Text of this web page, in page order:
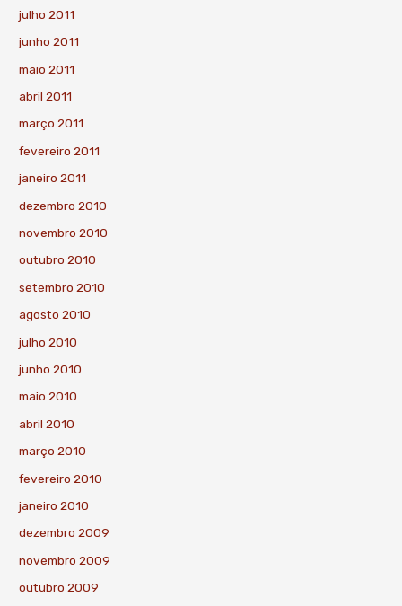
julho 2011
junho 2011
maio 2011
abril 2011
março 2011
fevereiro 2011
janeiro 2011
dezembro 2010
novembro 2010
outubro 2010
setembro 2010
agosto 2010
julho 2010
junho 2010
maio 2010
abril 2010
março 2010
fevereiro 2010
janeiro 2010
dezembro 2009
novembro 2009
outubro 2009